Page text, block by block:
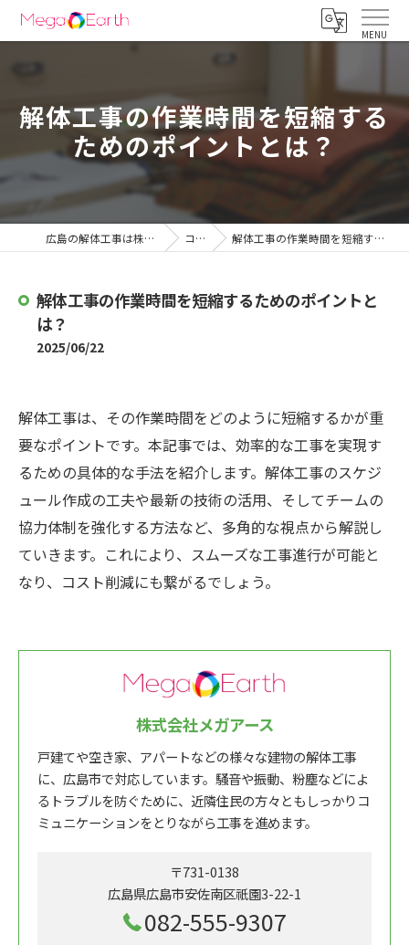
解体工事の作業時間を短縮する
ためのポイントとは？
広島の解体工事は株式会社メガアース コラム 解体工事の作業時間を短縮するためのポイントとは？
解体工事の作業時間を短縮するためのポイントと
は？
2025/06/22
解体工事は、その作業時間をどのように短縮するかが重
要なポイントです。本記事では、効率的な工事を実現す
るための具体的な手法を紹介します。解体工事のスケジ
ュール作成の工夫や最新の技術の活用、そしてチームの
協力体制を強化する方法など、多角的な視点から解説し
ていきます。これにより、スムーズな工事進行が可能と
なり、コスト削減にも繋がるでしょう。
株式会社メガアース
戸建てや空き家、アパートなどの様々な建物の解体工事
に、広島市で対応しています。騒音や振動、粉塵などによ
るトラブルを防ぐために、近隣住民の方々ともしっかりコ
ミュニケーションをとりながら工事を進めます。
〒731-0138
広島県広島市安佐南区祇園3-22-1
082-555-9307